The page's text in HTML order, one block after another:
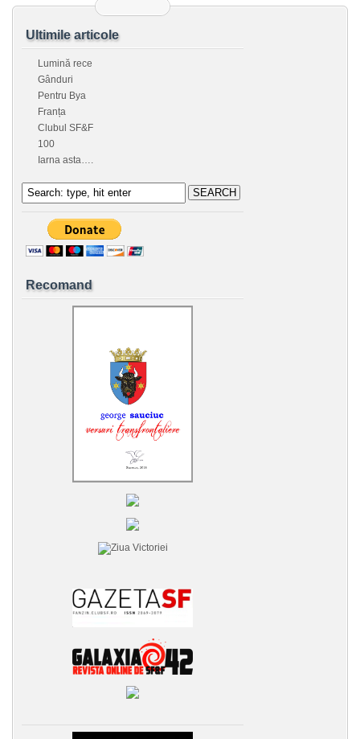
Ultimile articole
Lumină rece
Gânduri
Pentru Bya
Franța
Clubul SF&F
100
Iarna asta….
Recomand